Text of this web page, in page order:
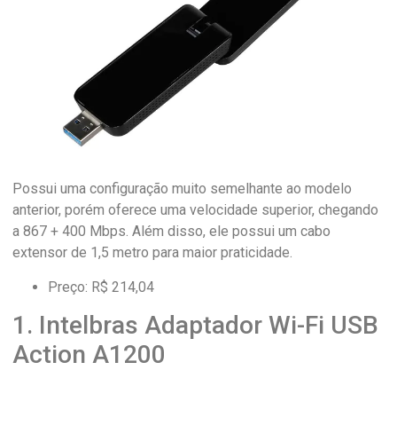
Possui uma configuração muito semelhante ao modelo
anterior, porém oferece uma velocidade superior, chegando
a 867 + 400 Mbps. Além disso, ele possui um cabo
extensor de 1,5 metro para maior praticidade.
Preço: R$ 214,04
1. Intelbras Adaptador Wi-Fi USB
Action A1200